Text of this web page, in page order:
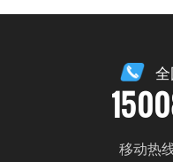
移动热